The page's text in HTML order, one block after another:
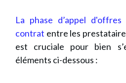
La phase d’appel d'offres
contrat entre les
est cruciale pour bien
éléments ci-dessous :